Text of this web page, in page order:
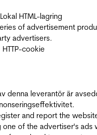
HTML-lagring
of advertisement
advertisers.
HTTP-cookie
denna leverantör är
and report the
of the advertiser's ads